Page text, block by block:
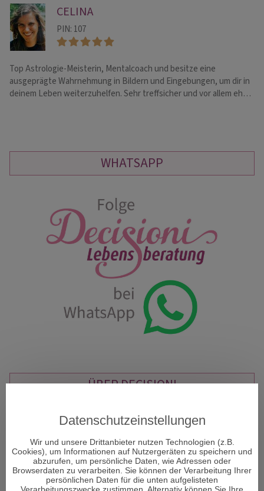
CELINA
PIN: 107
Top Astrologie-Meisterin, Mentalcoach und besitze eine
ausgeprägte Wahrnehmung in Bildern und Eingebungen, um dir in
deinem Leben weiterzuhelfen. Sehr treffsicher und vor allem eh…
WHATSAPP
ÜBER DECISIONI
"Decisioni - Entscheidungen formen Dein Schicksal" so
heißt das neue Portal und Decisioni heißt im
italienischen Entscheidungen und vor allem um diese
geht es im Leben. Entscheidungen sind ein Moment in
Ihrem Leben, der alles verändern kann.
Datenschutzeinstellungen
Wir und unsere Drittanbieter nutzen Technologien (z.B.
Cookies), um Informationen auf Nutzergeräten zu speichern und
abzurufen, um persönliche Daten, wie Adressen oder
Browserdaten zu verarbeiten. Sie können der Verarbeitung Ihrer
persönlichen Daten für die unten aufgelisteten